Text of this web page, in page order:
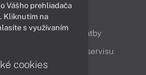
doručenia a platby
Cenník servisu
Vášho prehliadača
Kliknutím na
s využívaním
cookies